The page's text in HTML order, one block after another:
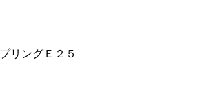
リングＥ２５